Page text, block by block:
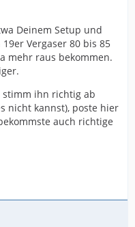
Deinem Setup und
Vergaser 80 bis 85
mehr raus bekommen.
stimm ihn richtig ab
nicht kannst), poste hier
auch richtige